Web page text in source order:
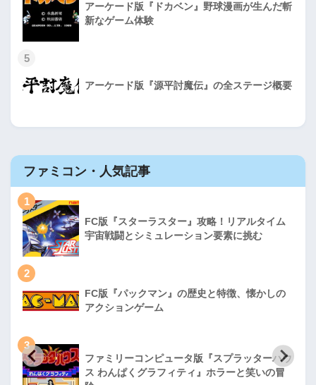
アーケード版『ドカベン』野球漫画が生んだ斬
新なゲーム体験
5
アーケード版『源平討魔伝』の全ステージ概要
ファミコン・人気記事
1
FC版『スターラスター』攻略！リアルタイム
宇宙戦闘とシミュレーション要素に挑む
2
FC版『パックマン』の歴史と特徴、懐かしの
アクションゲーム
3
ファミリーコンピュータ版『スプラッターハウ
ス わんぱくグラフィティ』ホラーと笑いの冒